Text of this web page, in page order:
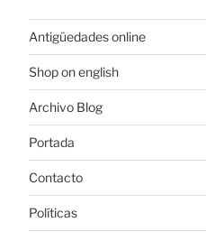
Antigüedades online
Shop on english
Archivo Blog
Portada
Contacto
Políticas